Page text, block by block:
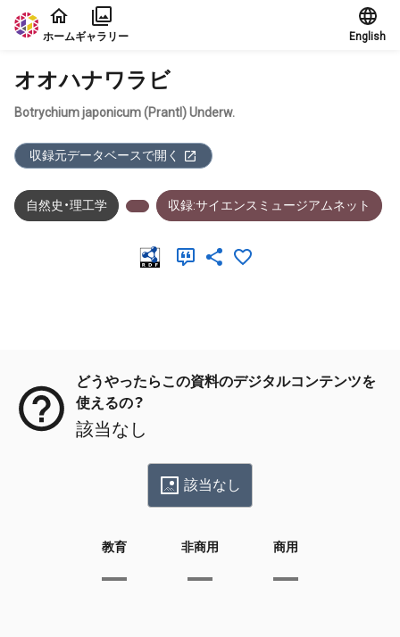
本文に飛ぶ
ホームギャラリー English
オオハナワラビ
Botrychium japonicum (Prantl) Underw.
収録元データベースで開く
自然史・理工学 収録:サイエンスミュージアムネット
どうやったらこの資料のデジタルコンテンツを
使えるの？
該当なし
該当なし
教育 非商用 商用